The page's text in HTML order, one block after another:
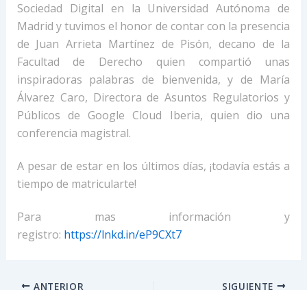
Sociedad Digital en la Universidad Autónoma de
Madrid y tuvimos el honor de contar con la presencia
de Juan Arrieta Martínez de Pisón, decano de la
Facultad de Derecho quien compartió unas
inspiradoras palabras de bienvenida, y de María
Álvarez Caro, Directora de Asuntos Regulatorios y
Públicos de Google Cloud Iberia, quien dio una
conferencia magistral.
A pesar de estar en los últimos días, ¡todavía estás a
tiempo de matricularte!
Para mas información y
registro: https://lnkd.in/eP9CXt7
ANTERIOR SIGUIENTE